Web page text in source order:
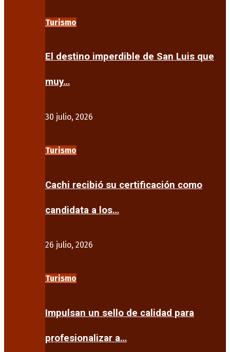
Turismo
El destino imperdible de San Luis que
muy…
30 julio, 2026
Turismo
Cachi recibió su certificación como
candidata a los…
26 julio, 2026
Turismo
Impulsan un sello de calidad para
profesionalizar a…